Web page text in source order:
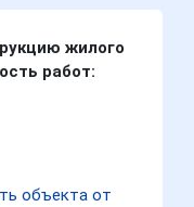
жилого
работ:
объекта от